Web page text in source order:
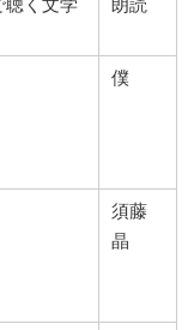
僕
須藤
晶